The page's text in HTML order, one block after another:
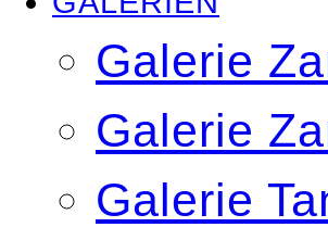
Galerie
Galerie
Galerie